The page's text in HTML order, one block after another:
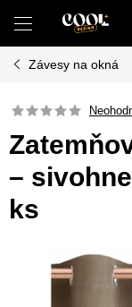
obsah
Závesy na okná
–
ks